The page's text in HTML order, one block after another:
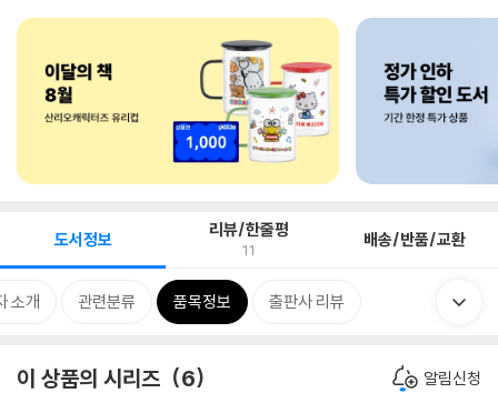
도서정보 리뷰/한줄평
11 배송/반품/교환
소개 관련분류 품목정보 출판사 리뷰
이 상품의 시리즈 6 알림신청